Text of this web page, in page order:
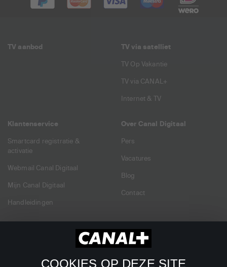
COOKIES OP DEZE SITE
TV aanbod TV via satelliet
TV Op Vakantie
TV via CANAL+
Internet & TV
Klantenservice
Smartcard registratie &
activatie
Webmail Canal Digitaal
Mijn Canal Digitaal
Handleidingen
Over Canal Digitaal
Pers
Vacatures
Blog
Contact
Dealer Login
Zakelijk
Branches
Zenders